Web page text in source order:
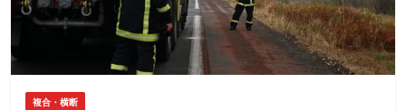
複合・横断